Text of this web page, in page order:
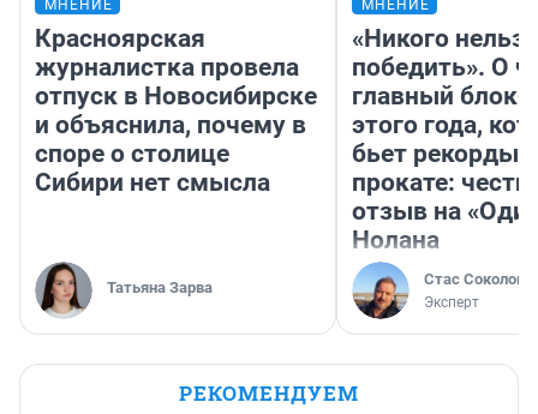
МНЕНИЕ
Красноярская
журналистка провела
отпуск в Новосибирске
и объяснила, почему в
споре о столице
Сибири нет смысла
Татьяна Зарва
МНЕНИЕ
«Никого нельзя
победить». О
главный
этого года,
бьет рекорды в
прокате:
отзыв на
Нолана
Стас Соколов
Эксперт
РЕКОМЕНДУЕМ